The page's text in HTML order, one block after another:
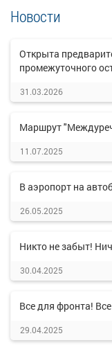
Новости
Открыта
промежуточного
31.03.2026
Маршрут
11.07.2025
В аэропорт на
26.05.2025
Никто не забыт!
30.04.2025
Все для фронта!
29.04.2025